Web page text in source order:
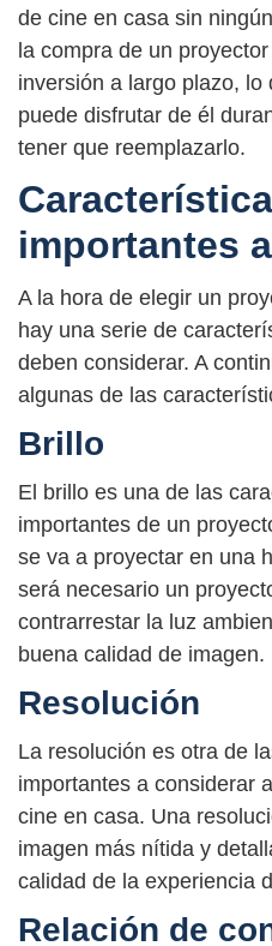
de cine en casa sin
la compra de un
inversión a largo plazo, lo
puede disfrutar de él
tener que reemplazarlo.
importantes
A la hora de elegir un
hay una serie de
deben considerar. A
algunas de las
Brillo
El brillo es una de las
importantes de un
se va a proyectar en una
será necesario un
contrarrestar la luz
buena calidad de imagen.
Resolución
La resolución es otra de
importantes a considerar
cine en casa. Una
imagen más nítida y
calidad de la experiencia
Relación de